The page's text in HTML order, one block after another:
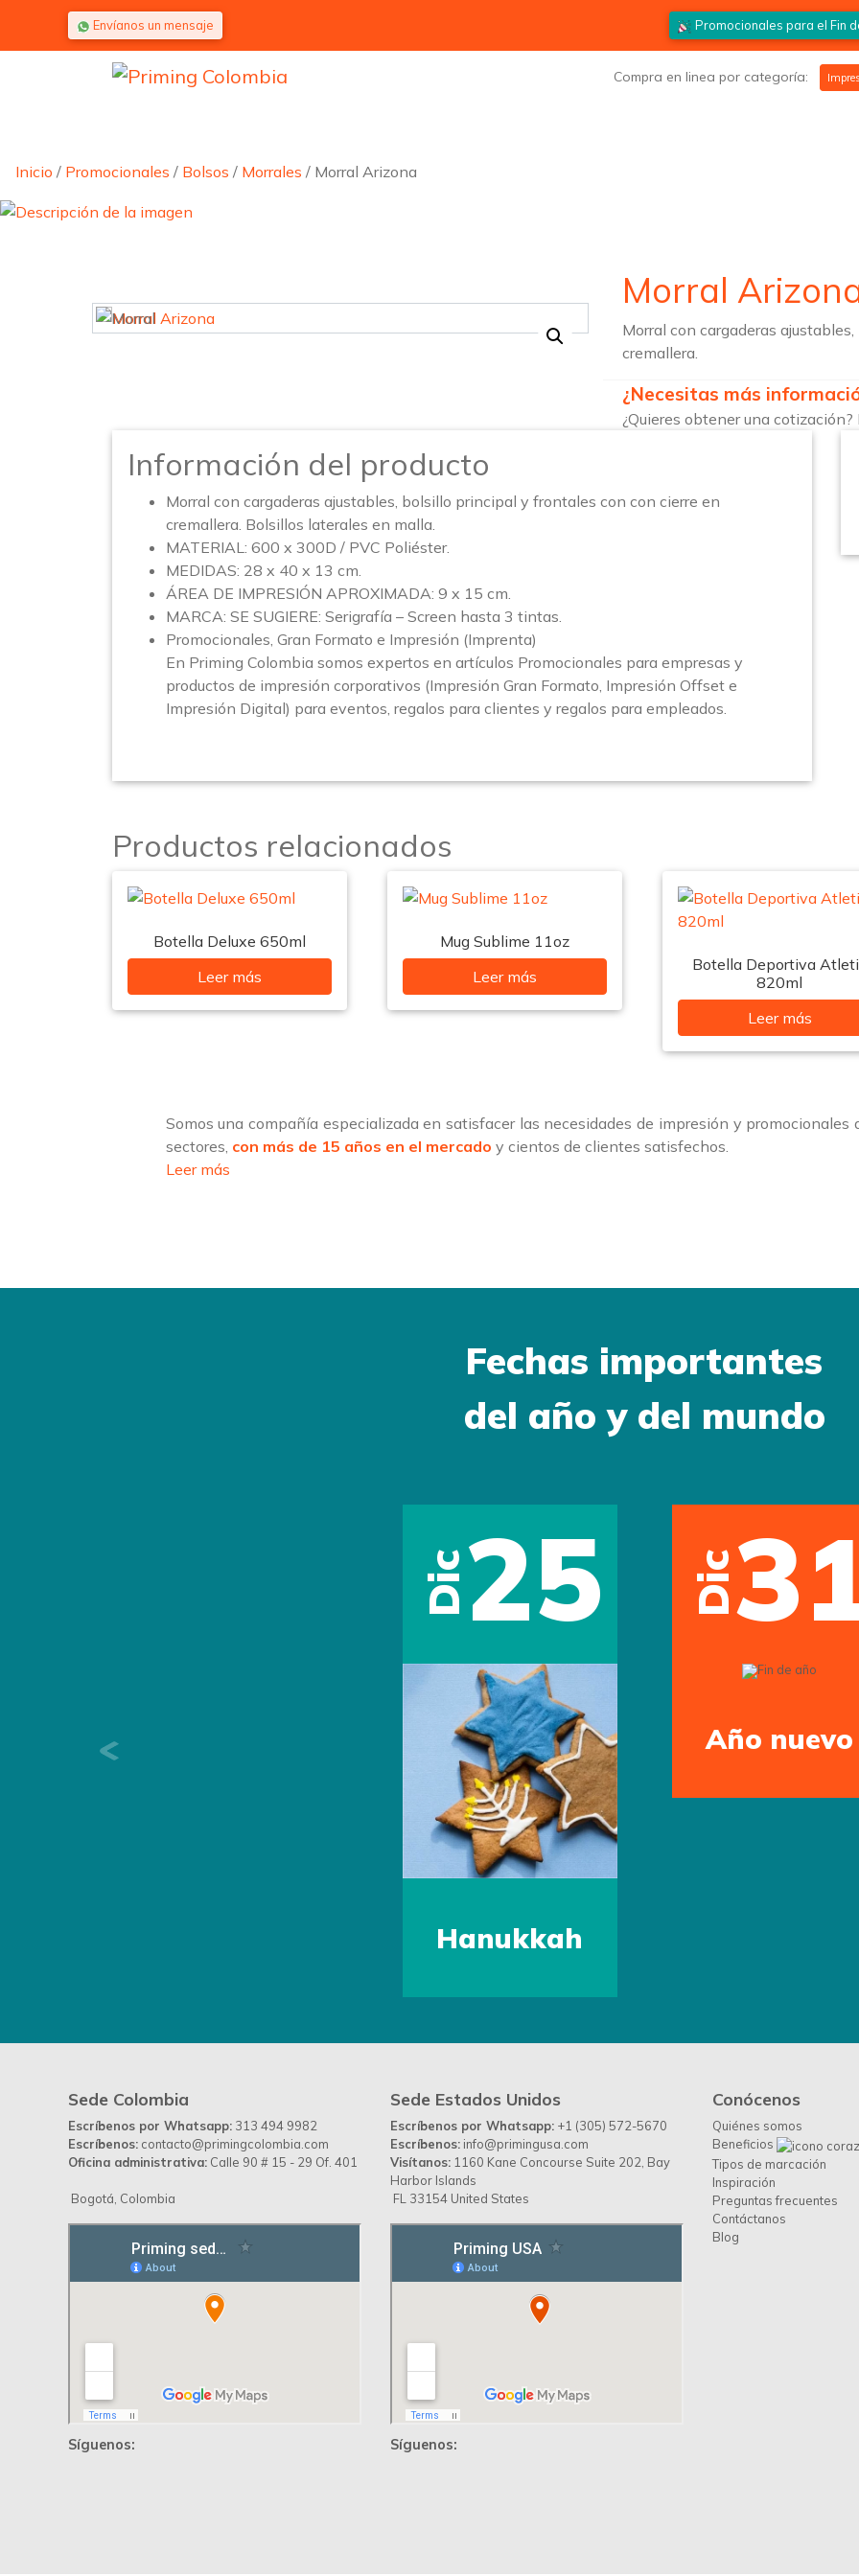
Saltar al contenido
Envíanos un mensaje Promocionales para el Fin
Compra en linea por categoría:
Inicio / Promocionales / Bolsos / Morrales / Morral Arizona
Morral
Morral con cargaderas
cremallera.
¿Necesitas más
¿Quieres obtener una cotización?
Información del producto
Morral con cargaderas ajustables, bolsillo principal y frontales con con cierre en
cremallera. Bolsillos laterales en malla.
MATERIAL: 600 x 300D / PVC Poliéster.
MEDIDAS: 28 x 40 x 13 cm.
ÁREA DE IMPRESIÓN APROXIMADA: 9 x 15 cm.
MARCA: SE SUGIERE: Serigrafía – Screen hasta 3 tintas.
Promocionales, Gran Formato e Impresión (Imprenta)
En Priming Colombia somos expertos en artículos Promocionales para empresas y
productos de impresión corporativos (Impresión Gran Formato, Impresión Offset e
Impresión Digital) para eventos, regalos para clientes y regalos para empleados.
Productos relacionados
Botella Deluxe 650ml
Leer más
Mug Sublime 11oz
Leer más
Botella Deportiva
820ml
Leer más
Somos una compañía especializada en satisfacer las necesidades de impresión y
sectores, con más de 15 años en el mercado y cientos de clientes satisfechos.
Leer más
Fechas importantes
del año y del mundo
Dic25
Hanukkah
Dic
Año nuevo
Previous
Sede Colombia
Escríbenos por Whatsapp: 313 494 9982
Escríbenos: contacto@primingcolombia.com
Oficina administrativa: Calle 90 # 15 - 29 Of. 401
Bogotá, Colombia
Síguenos:
Sede Estados Unidos
Escríbenos por Whatsapp: +1 (305) 572-5670
Escríbenos: info@primingusa.com
Visítanos: 1160 Kane Concourse Suite 202, Bay
Harbor Islands
FL 33154 United States
Síguenos:
Conócenos
Quiénes somos
Beneficios
Tipos de marcación
Inspiración
Preguntas frecuentes
Contáctanos
Blog